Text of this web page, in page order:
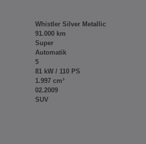
Whistler Silver Metallic
91.000 km
Super
Automatik
5
81 kW / 110 PS
1.997 cm³
02.2009
SUV